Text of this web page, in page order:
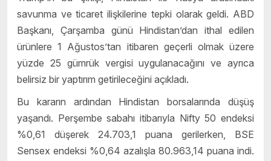
savunma ve ticaret ilişkilerine tepki olarak geldi. ABD
Başkanı, Çarşamba günü Hindistan’dan ithal edilen
ürünlere 1 Ağustos’tan itibaren geçerli olmak üzere
yüzde 25 gümrük vergisi uygulanacağını ve ayrıca
belirsiz bir yaptırım getirileceğini açıkladı.
Bu kararın ardından Hindistan borsalarında düşüş
yaşandı. Perşembe sabahı itibarıyla Nifty 50 endeksi
%0,61 düşerek 24.703,1 puana gerilerken, BSE
Sensex endeksi %0,64 azalışla 80.963,14 puana indi.